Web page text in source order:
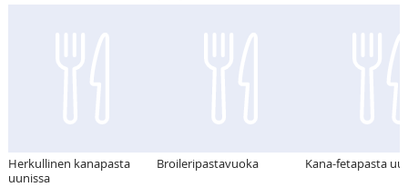
Herkullinen kanapasta
uunissa
Broileripastavuoka Kana-fetapasta